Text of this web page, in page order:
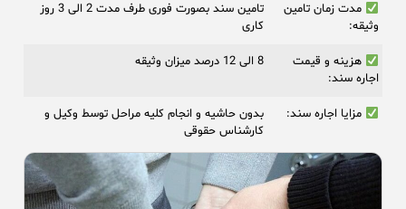
مدت زمان تامین
وثیقه:
تامین سند بصورت فوری طرف مدت 2 الی 3 روز
کاری
هزینه و قیمت
اجاره سند:
8 الی 12 درصد میزان وثیقه
مزایا اجاره سند:
بدون حاشیه و انجام کلیه مراحل توسط وکیل و
کارشناس حقوقی